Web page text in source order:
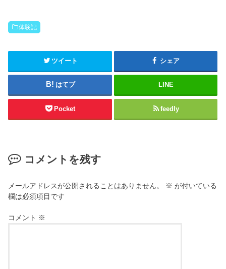
体験記
ツイート シェア
はてブ LINE
Pocket feedly
コメントを残す
メールアドレスが公開されることはありません。 ※ が付いている
欄は必須項目です
コメント ※